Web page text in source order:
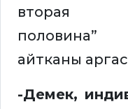
вторая
половина”
айтканы
-Демек,